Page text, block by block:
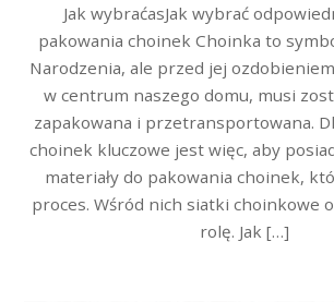
Jak wybraćasJak wybrać
pakowania choinek Choinka to
Narodzenia, ale przed jej
w centrum naszego domu, musi
zapakowana i przetransportowana.
choinek kluczowe jest więc, aby
materiały do pakowania choinek,
proces. Wśród nich siatki choinkowe
rolę. Jak […]